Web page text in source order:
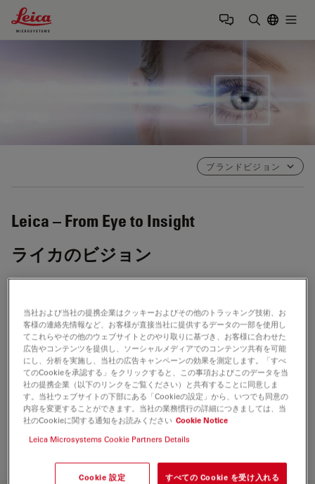
Leica Microsystems Logo
ブランドビジョン
Leica – From Eye to Insight
ライカのビジョン
ライカのミッション
当社は、ビジュアライゼーションと分析におけるイノベー
ションを推進することに情熱を注いでいます。お客様と協
力して、十分な情報に基づいた意思決定とワークフローの
最適化を可能にします。
当社および当社の提携企業はクッキーおよびその他のトラッキング技術、お
客様の連絡先情報など、お客様が直接当社に提供するデータの一部を使用し
てこれらやその他のウェブサイトとのやり取りに基づき、お客様に合わせた
広告やコンテンツを提供し、ソーシャルメディアでのコンテンツ共有を可能
にし、分析を実施し、当社の広告キャンペーンの効果を測定します。「すべ
てのCookieを承認する」をクリックすると、この事項およびこのデータを当
社の提携企業（以下のリンクをご覧ください）と共有することに同意しま
す。当社ウェブサイトの下部にある「Cookieの設定」から、いつでも同意の
内容を変更することができます。当社の業務慣行の詳細につきましては、当
社のCookieに関する通知をお読みください Cookie Notice
Leica Microsystems Cookie Partners Details
Cookie 設定 すべての Cookie を受け入れる